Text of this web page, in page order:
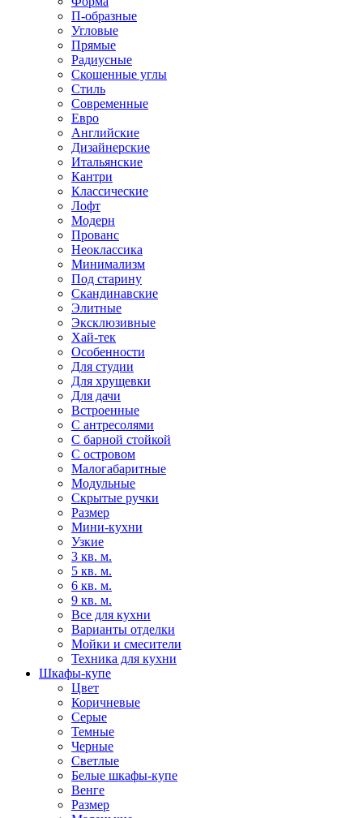
П-образные
Угловые
Прямые
Радиусные
Скошенные углы
Стиль
Современные
Евро
Английские
Дизайнерские
Итальянские
Кантри
Классические
Лофт
Модерн
Прованс
Неоклассика
Минимализм
Под старину
Скандинавские
Элитные
Эксклюзивные
Хай-тек
Особенности
Для студии
Для хрущевки
Для дачи
Встроенные
С антресолями
С барной стойкой
С островом
Малогабаритные
Модульные
Скрытые ручки
Размер
Мини-кухни
Узкие
3 кв. м.
5 кв. м.
6 кв. м.
9 кв. м.
Все для кухни
Варианты отделки
Мойки и смесители
Техника для кухни
Шкафы-купе
Цвет
Коричневые
Серые
Темные
Черные
Светлые
Белые шкафы-купе
Венге
Размер